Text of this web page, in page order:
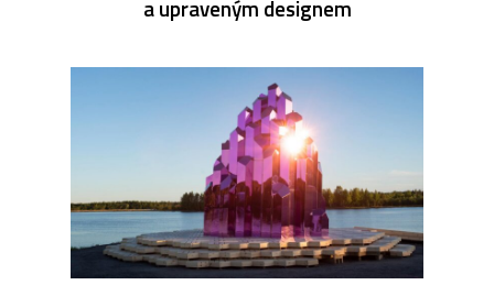
a upraveným designem